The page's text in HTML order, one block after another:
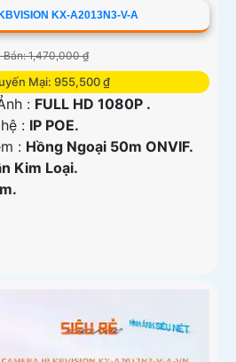
KX-A2013N3-V-A
Bán: 1,470,000 ₫
Mại: 955,500 ₫
: FULL HD 1080P .
: IP POE.
: Hồng Ngoại 50m ONVIF.
Kim Loại.